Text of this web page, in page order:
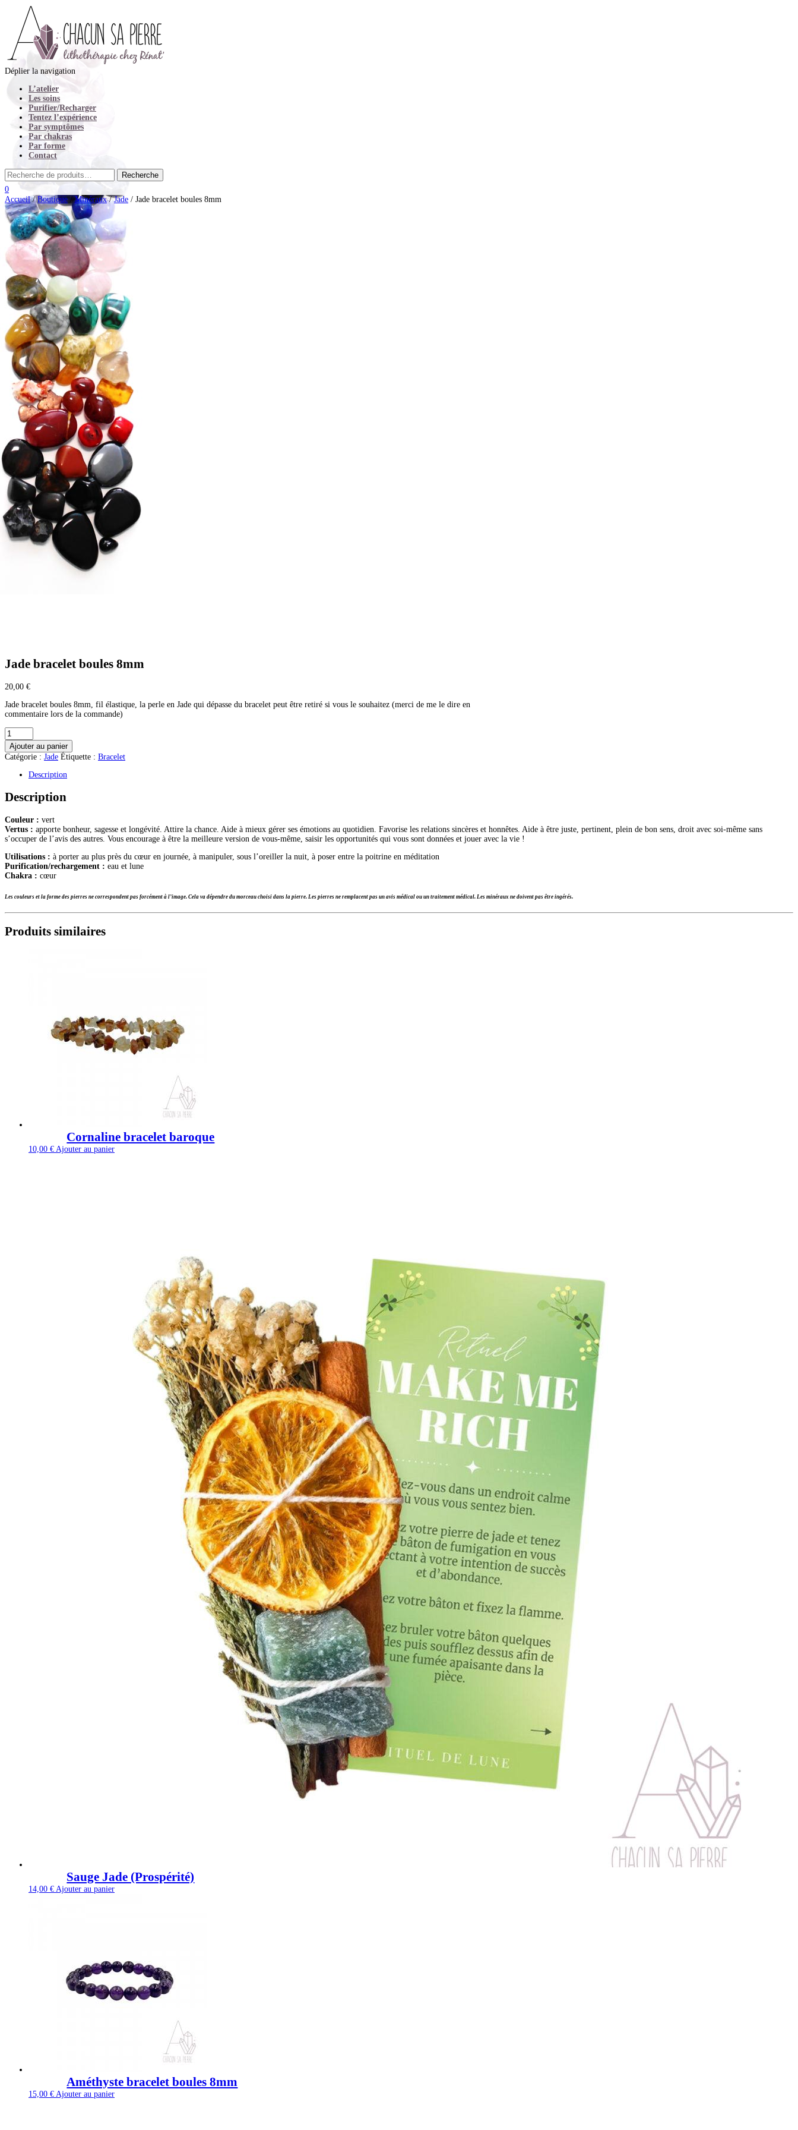
Déplier la navigation
L’atelier
Les soins
Purifier/Recharger
Tentez l’expérience
Par symptômes
Par chakras
Par forme
Contact
0
Accueil/Boutique/Minéraux/Jade / Jade bracelet boules 8mm
Jade bracelet boules 8mm
20,00 €
Jade bracelet boules 8mm, fil élastique, la perle en Jade qui dépasse du bracelet peut être retiré si vous le souhaitez (merci de me le dire en
commentaire lors de la commande)
quantité
de
Jade
bracelet
8mm
Ajouter au panier
Catégorie : Jade Étiquette : Bracelet
Description
Description
Couleur : vert
Vertus : apporte bonheur, sagesse et longévité. Attire la chance. Aide à mieux gérer ses émotions au quotidien. Favorise les relations sincères et honnêtes. Aide à être juste, pertinent, plein de bon sens, droit avec soi-même sans
s’occuper de l’avis des autres. Vous encourage à être la meilleure version de vous-même, saisir les opportunités qui vous sont données et jouer avec la vie !
Utilisations : à porter au plus près du cœur en journée, à manipuler, sous l’oreiller la nuit, à poser entre la poitrine en méditation
Purification/rechargement : eau et lune
Chakra : cœur
Les couleurs et la forme des pierres ne correspondent pas forcément à l’image. Cela va dépendre du morceau choisi dans la pierre. Les pierres ne remplacent pas un avis médical ou un traitement médical. Les minéraux ne doivent pas être ingérés.
Produits similaires
Cornaline bracelet baroque
10,00 € Ajouter au panier
Sauge Jade (Prospérité)
14,00 € Ajouter au panier
Améthyste bracelet boules 8mm
15,00 € Ajouter au panier